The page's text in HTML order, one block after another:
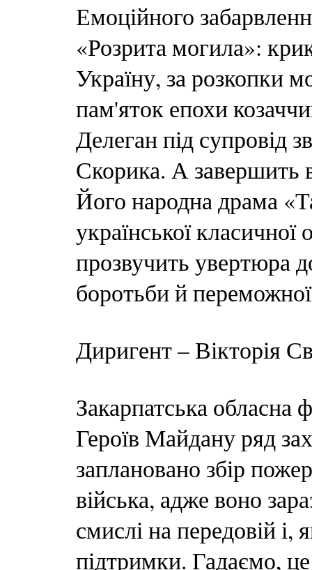
Емоційного
«Розрита могила»:
Україну, за розкопки
пам'яток епохи
Делеган під супровід
Скорика. А завершить
Його народна драма
української
прозвучить увертюра
боротьби й
Диригент – Вікторія
Закарпатська обласна
Героїв Майдану ряд
заплановано збір
війська, адже воно
смислі на передовій і,
підтримки. Гадаємо,